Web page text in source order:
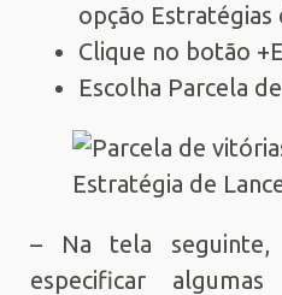
opção Estratégias
Clique no botão
Escolha Parcela
– Na tela seguinte,
especificar